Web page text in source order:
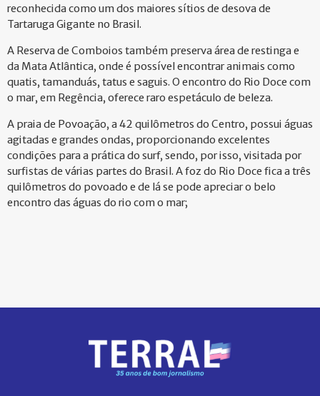
reconhecida como um dos maiores sítios de desova de
Tartaruga Gigante no Brasil.
A Reserva de Comboios também preserva área de restinga e
da Mata Atlântica, onde é possível encontrar animais como
quatis, tamanduás, tatus e saguis. O encontro do Rio Doce com
o mar, em Regência, oferece raro espetáculo de beleza.
A praia de Povoação, a 42 quilômetros do Centro, possui águas
agitadas e grandes ondas, proporcionando excelentes
condições para a prática do surf, sendo, por isso, visitada por
surfistas de várias partes do Brasil. A foz do Rio Doce fica a três
quilômetros do povoado e de lá se pode apreciar o belo
encontro das águas do rio com o mar;